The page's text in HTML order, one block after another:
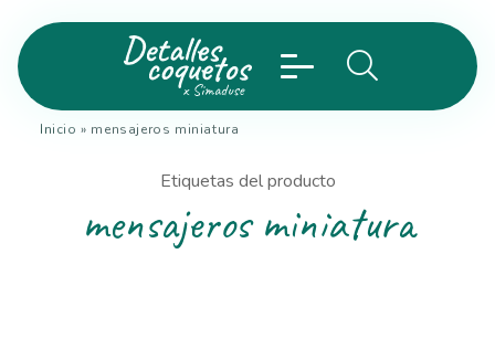
Inicio » mensajeros miniatura
Etiquetas del producto
mensajeros miniatura